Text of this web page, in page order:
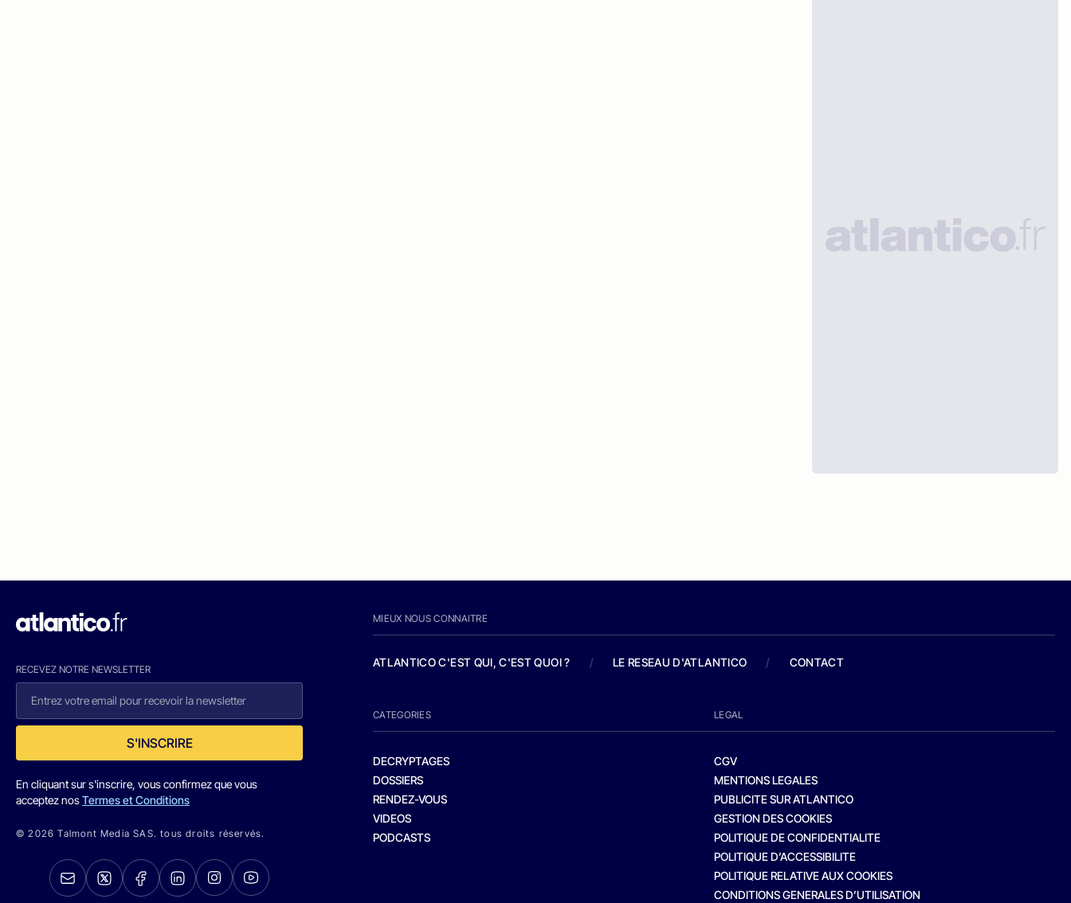
RECEVEZ NOTRE NEWSLETTER
S'INSCRIRE
En cliquant sur s'inscrire, vous confirmez que vous
acceptez nosTermes et Conditions
© 2026 Talmont Media SAS. tous droits réservés.
MIEUX NOUS CONNAITRE
ATLANTICO C'EST QUI, C'EST QUOI ? / LE RESEAU D'ATLANTICO / CONTACT
CATEGORIES
DECRYPTAGES
DOSSIERS
RENDEZ-VOUS
VIDEOS
PODCASTS
LEGAL
CGV
MENTIONS LEGALES
PUBLICITE SUR ATLANTICO
GESTION DES COOKIES
POLITIQUE DE CONFIDENTIALITE
POLITIQUE D’ACCESSIBILITE
POLITIQUE RELATIVE AUX COOKIES
CONDITIONS GENERALES D’UTILISATION